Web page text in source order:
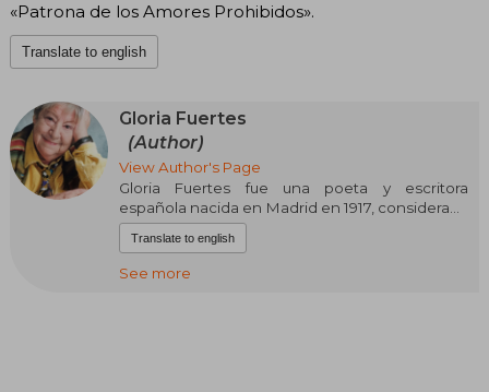
«Patrona de los Amores Prohibidos».
Translate to english
Gloria Fuertes
(Author)
View Author's Page
Gloria Fuertes fue una poeta y escritora
española nacida en Madrid en 1917, considerada
una de las voces más singulares y queridas de la
literatura española del siglo XX. Aunque alcanzó
enorme popularidad por su poesía infantil y sus
Translate to english
See more